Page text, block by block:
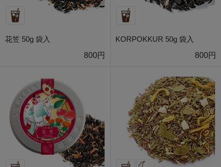
花笠 50g 袋入
800円
KORPOKKUR 50g 袋入
800円